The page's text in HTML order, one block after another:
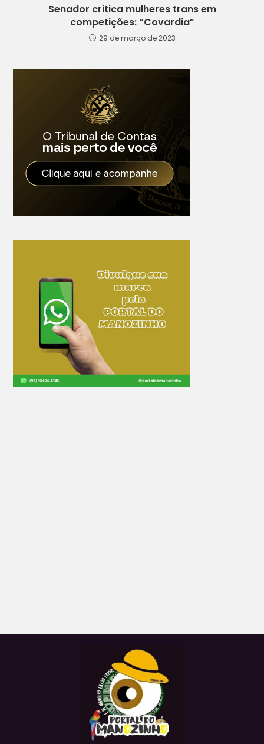
Senador critica mulheres trans em
competições: “Covardia”
29 de março de 2023